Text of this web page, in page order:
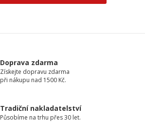
Doprava zdarma
Získejte dopravu zdarma
při nákupu nad 1500 Kč.
Tradiční nakladatelství
Působíme na trhu přes 30 let.